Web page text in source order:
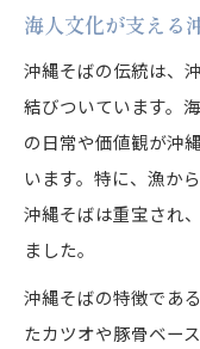
アーサ
沖縄そ
沖縄そ
沖縄そばが
沖縄そ
沖縄そ
沖縄そ
海人文化が支える
沖縄そばの伝統は、
結びついています。
の日常や価値観が沖
います。特に、漁か
沖縄そばは重宝され
ました。
沖縄そばの特徴であ
たカツオや豚骨ベー